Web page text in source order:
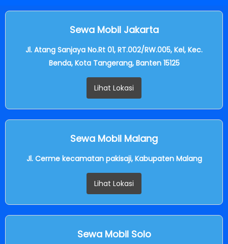
Sewa Mobil Jakarta
Jl. Atang Sanjaya No.Rt 01, RT.002/RW.005, Kel, Kec.
Benda, Kota Tangerang, Banten 15125
Lihat Lokasi
Sewa Mobil Malang
Jl. Cerme kecamatan pakisaji, Kabupaten Malang
Lihat Lokasi
Sewa Mobil Solo